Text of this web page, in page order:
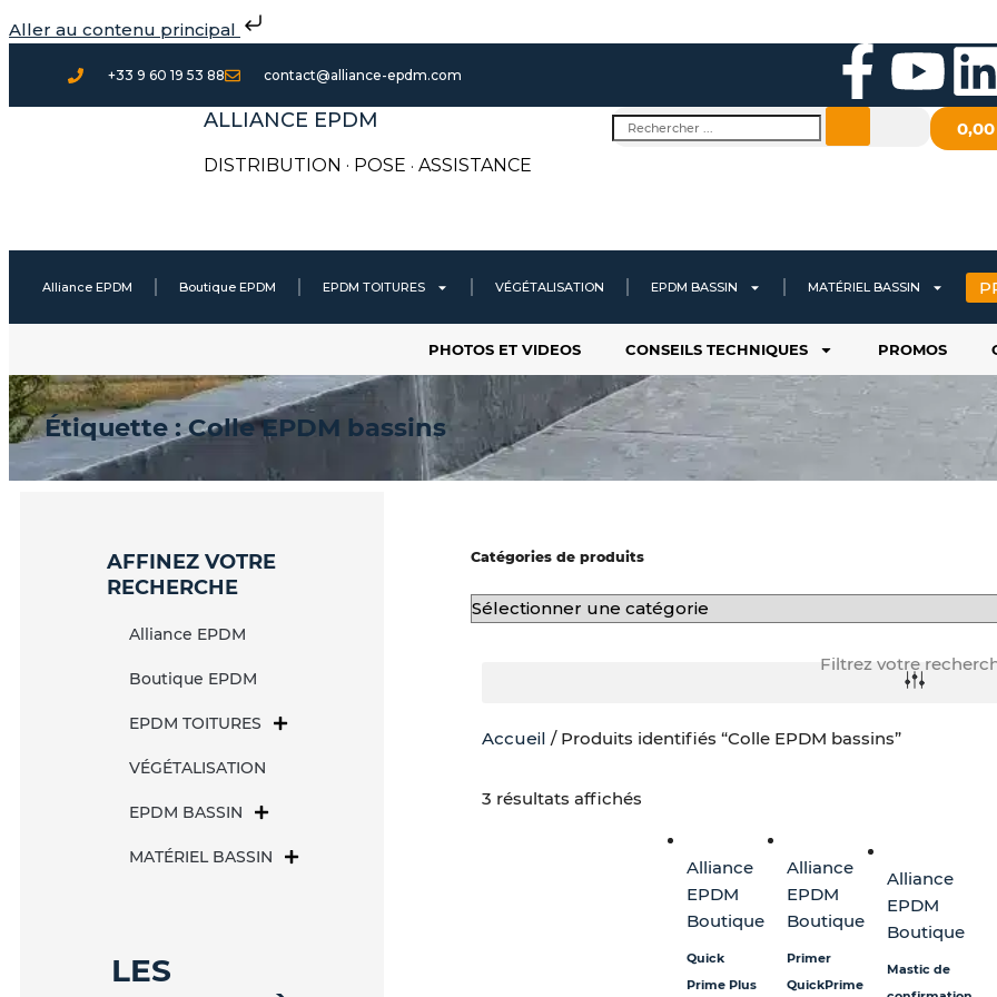
Aller au contenu principal
au
contenu
+33 9 60 19 53 88 contact@alliance-epdm.com
F
a
e
b
o
o
k
Y
o
t
u
b
e
i
i
ALLIANCE EPDM
DISTRIBUTION · POSE · ASSISTANCE
Rechercher
Alliance EPDM Boutique EPDM EPDM TOITURES VÉGÉTALISATION EPDM BASSIN MATÉRIEL BASSIN
PHOTOS ET VIDEOS CONSEILS TECHNIQUES PROMOS
Étiquette : Colle EPDM bassins
AFFINEZ VOTRE
RECHERCHE
Alliance EPDM
Boutique EPDM
EPDM TOITURES
VÉGÉTALISATION
EPDM BASSIN
MATÉRIEL BASSIN
LES
Catégories de produits
Filtrez votre
Accueil / Produits identifiés “Colle EPDM bassins”
3 résultats affichés
Alliance
EPDM
Boutique
Quick
Prime Plus
Alliance
EPDM
Boutique
Primer
QuickPrime
Alliance
EPDM
Boutique
Mastic de